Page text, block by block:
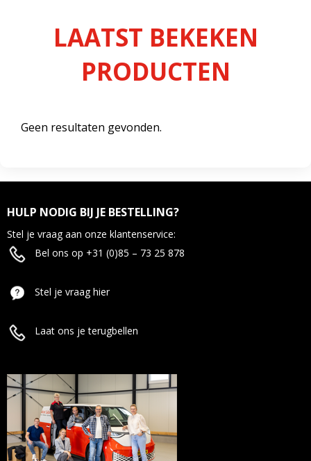
LAATST BEKEKEN
PRODUCTEN
Geen resultaten gevonden.
HULP NODIG BIJ JE BESTELLING?
Stel je vraag aan onze klantenservice:
Bel ons op +31 (0)85 – 73 25 878
Stel je vraag hier
Laat ons je terugbellen